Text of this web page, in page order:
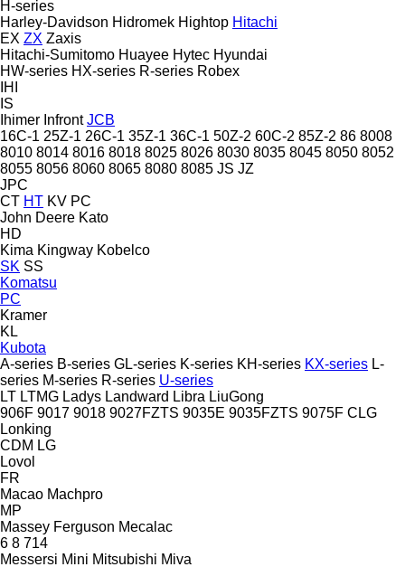
H-series
Harley-Davidson Hidromek Hightop Hitachi
EX ZX Zaxis
Hitachi-Sumitomo Huayee Hytec Hyundai
HW-series HX-series R-series Robex
IHI
IS
Ihimer Infront JCB
16C-1 25Z-1 26C-1 35Z-1 36C-1 50Z-2 60C-2 85Z-2 86 8008
8010 8014 8016 8018 8025 8026 8030 8035 8045 8050 8052
8055 8056 8060 8065 8080 8085 JS JZ
JPC
CT HT KV PC
John Deere Kato
HD
Kima Kingway Kobelco
SK SS
Komatsu
PC
Kramer
KL
Kubota
A-series B-series GL-series K-series KH-series KX-series L-
series M-series R-series U-series
LT LTMG Ladys Landward Libra LiuGong
906F 9017 9018 9027FZTS 9035E 9035FZTS 9075F CLG
Lonking
CDM LG
Lovol
FR
Macao Machpro
MP
Massey Ferguson Mecalac
6 8 714
Messersi Mini Mitsubishi Miva